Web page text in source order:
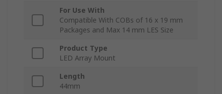
For Use With
Compatible With COBs of 16 x 19 mm
Packages and Max 14 mm LES Size
Product Type
LED Array Mount
Length
44mm